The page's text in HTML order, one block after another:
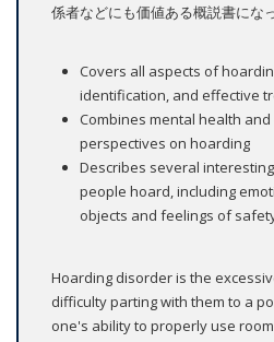
係者などにも価値ある概説書にな
Covers all aspects of
identification, and effective
Combines mental health
perspectives on hoarding
Describes several
people hoard, including
objects and feelings of
Hoarding disorder is the
difficulty parting with them to a
one's ability to properly use